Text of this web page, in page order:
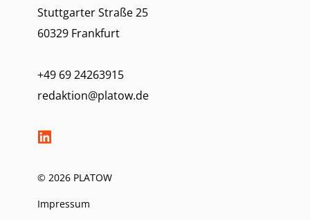
Stuttgarter Straße 25
60329 Frankfurt
+49 69 24263915
redaktion@platow.de
© 2026 PLATOW
Impressum